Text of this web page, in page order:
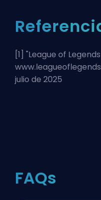
[1] "League of
julio de 2025
FAQs